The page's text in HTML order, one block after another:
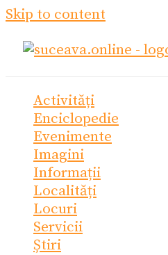
Skip to content
Activități
Enciclopedie
Evenimente
Imagini
Informații
Localități
Locuri
Servicii
Știri